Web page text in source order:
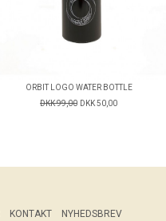
ORBIT LOGO WATER BOTTLE
DKK 99,00 DKK 50,00
KONTAKT NYHEDSBREV